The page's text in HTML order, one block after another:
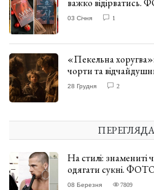
03 Січня 1
«Пекельна хоругва»:
чорти та
ВІДГУК
28 Грудня 2
На стилі: знамениті
одягати сукні.
08 Березня 7809